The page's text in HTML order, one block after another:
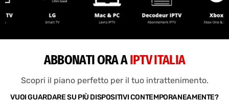
ABBONATI ORA AIPTV ITALIA
Scopri il piano perfetto per il tuo intrattenimento.
VUOI GUARDARE SU PIÙ DISPOSITIVI CONTEMPORANEAMENTE?